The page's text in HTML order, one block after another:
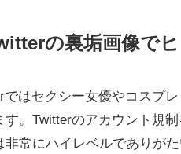
の裏垢画像で
ではセクシー女優やコスプ
す。Twitterのアカウント規
非常にハイレベルでありがた